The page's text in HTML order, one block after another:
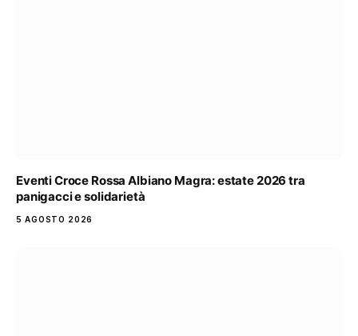
Eventi Croce Rossa Albiano Magra: estate 2026 tra
panigacci e solidarietà
5 AGOSTO 2026